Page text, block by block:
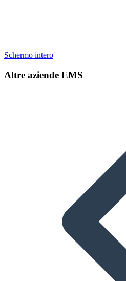
Schermo intero
Altre aziende EMS